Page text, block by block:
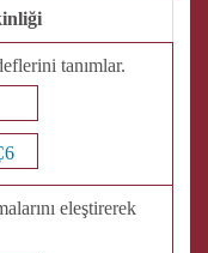
tanımlar.
eleştirerek